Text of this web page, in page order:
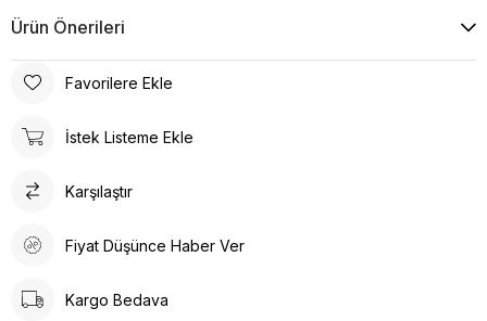
Ürün Önerileri
Favorilere Ekle
İstek Listeme Ekle
Karşılaştır
Fiyat Düşünce Haber Ver
Kargo Bedava